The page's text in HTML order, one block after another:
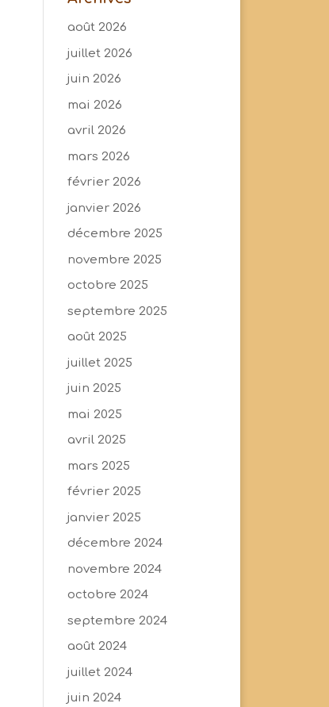
août 2026
juillet 2026
juin 2026
mai 2026
avril 2026
mars 2026
février 2026
janvier 2026
décembre 2025
novembre 2025
octobre 2025
septembre 2025
août 2025
juillet 2025
juin 2025
mai 2025
avril 2025
mars 2025
février 2025
janvier 2025
décembre 2024
novembre 2024
octobre 2024
septembre 2024
août 2024
juillet 2024
juin 2024